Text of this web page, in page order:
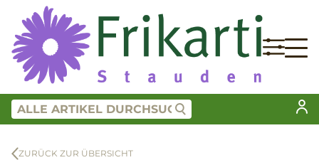
ZURÜCK ZUR ÜBERSICHT